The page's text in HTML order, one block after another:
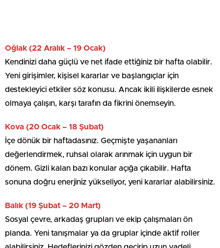
Oğlak (22 Aralık – 19 Ocak)
Kendinizi daha güçlü ve net ifade ettiğiniz bir hafta olabilir.
Yeni girişimler, kişisel kararlar ve başlangıçlar için
destekleyici etkiler söz konusu. Ancak ikili ilişkilerde esnek
olmaya çalışın, karşı tarafın da fikrini önemseyin.
Kova (20 Ocak – 18 Şubat)
İçe dönük bir haftadasınız. Geçmişte yaşananları
değerlendirmek, ruhsal olarak arınmak için uygun bir
dönem. Gizli kalan bazı konular açığa çıkabilir. Hafta
sonuna doğru enerjiniz yükseliyor, yeni kararlar alabilirsiniz.
Balık (19 Şubat – 20 Mart)
Sosyal çevre, arkadaş grupları ve ekip çalışmaları ön
planda. Yeni tanışmalar ya da gruplar içinde aktif roller